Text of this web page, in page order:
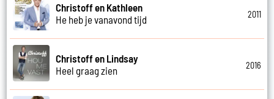
Christoff en Kathleen
He heb je vanavond tijd
2011
Christoff en Lindsay
Heel graag zien
2016